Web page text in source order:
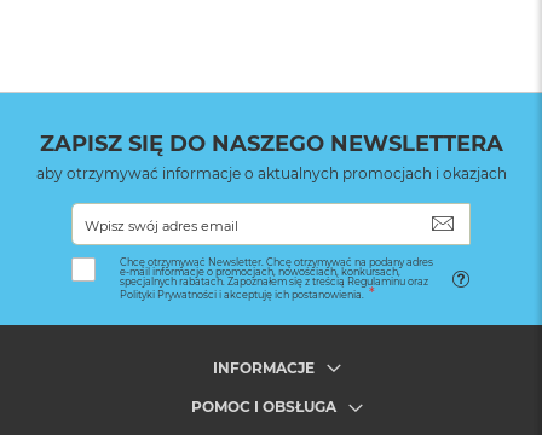
ZAPISZ SIĘ DO NASZEGO NEWSLETTERA
aby otrzymywać informacje o aktualnych promocjach i okazjach
Chcę otrzymywać Newsletter. Chcę otrzymywać na podany adres
e-mail informacje o promocjach, nowościach, konkursach,
specjalnych rabatach. Zapoznałem się z treścią Regulaminu oraz
Polityki Prywatności i akceptuję ich postanowienia.
INFORMACJE
POMOC I OBSŁUGA